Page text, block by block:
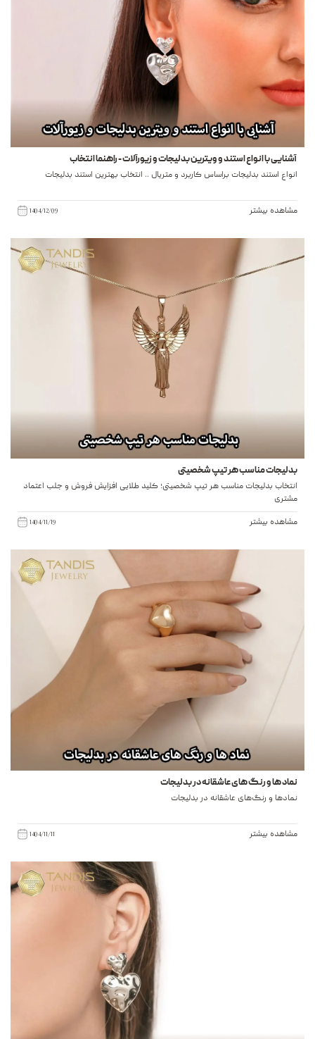
آشنایی با انواع استند و ویترین بدلیجات و زیورآلات - راهنما انتخاب
انواع استند بدلیجات براساس کاربرد و متریال .. انتخاب بهترین استند بدلیجات
مشاهده بیشتر 1404/12/09
بدلیجات مناسب هر تیپ شخصیتی
انتخاب بدلیجات مناسب هر تیپ شخصیتی؛ کلید طلایی افزایش فروش و جلب اعتماد
مشتری
مشاهده بیشتر 1404/11/19
نماد ها و رنگ های عاشقانه در بدلیجات
نمادها و رنگ‌های عاشقانه در بدلیجات
مشاهده بیشتر 1404/11/11